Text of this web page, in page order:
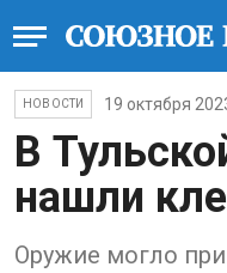
НОВОСТИ 19 октября
В
нашли
Оружие могло